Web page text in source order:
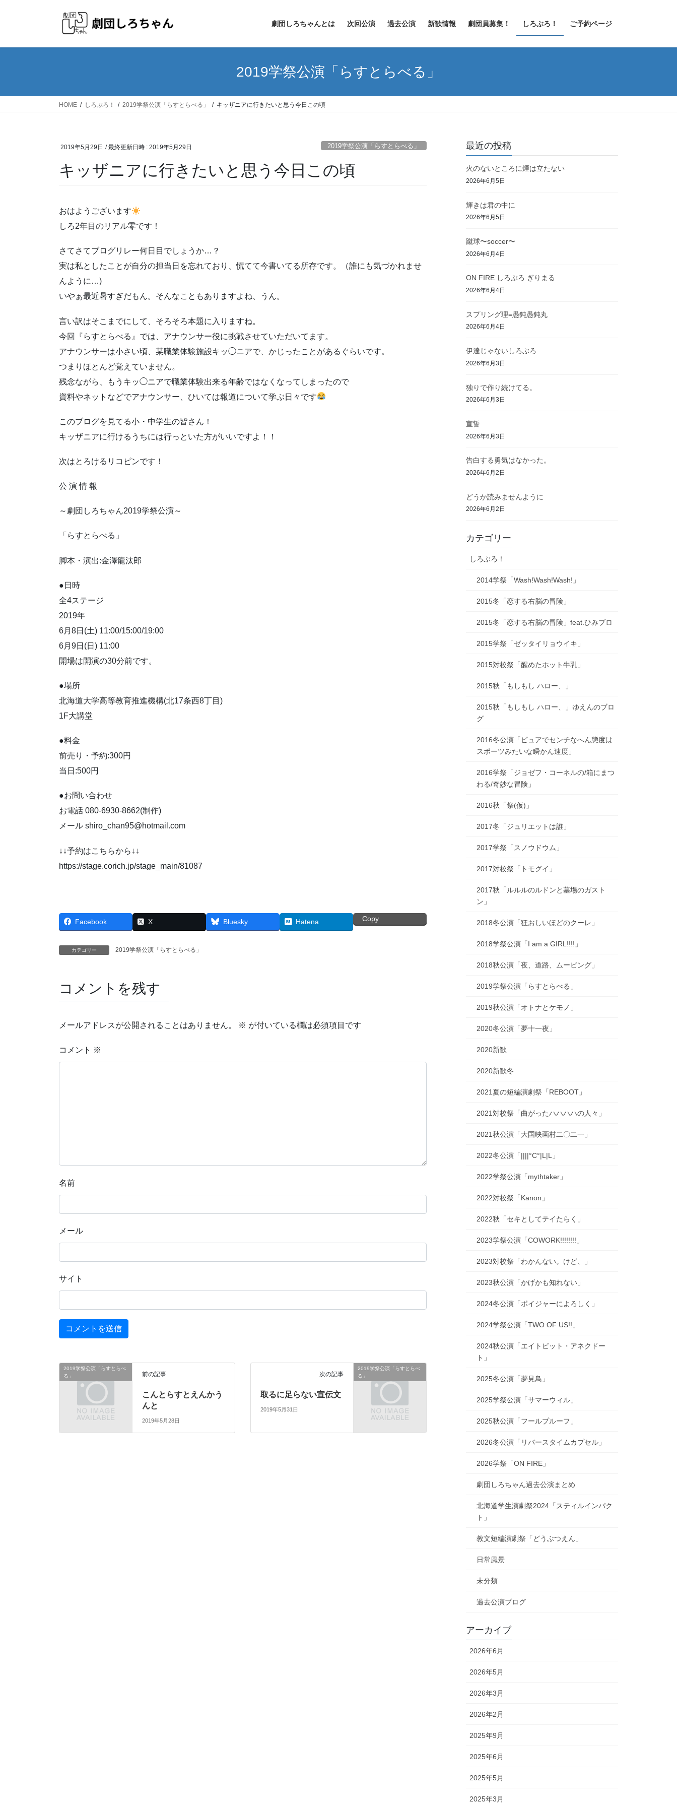
劇団しろちゃんとは 次回公演 過去公演 新歓情報 劇団員募集！ しろぶろ！ ご予約ページ
2019学祭公演「らすとらべる」
HOME しろぶろ！ 2019学祭公演「らすとらべる」 キッザニアに行きたいと思う今日この頃
2019年5月29日 / 最終更新日時 : 2019年5月29日 2019学祭公演「らすとらべる」
キッザニアに行きたいと思う今日この頃
おはようございます
しろ2年目のリアル零です！
さてさてブログリレー何日目でしょうか…？
実は私としたことが自分の担当日を忘れており、慌てて今書いてる所存です。（誰にも気づかれませ
んように…)
いやぁ最近暑すぎだもん。そんなこともありますよね、うん。
言い訳はそこまでにして、そろそろ本題に入りますね。
今回『らすとらべる』では、アナウンサー役に挑戦させていただいてます。
アナウンサーは小さい頃、某職業体験施設キッ◯ニアで、かじったことがあるぐらいです。
つまりほとんど覚えていません。
残念ながら、もうキッ◯ニアで職業体験出来る年齢ではなくなってしまったので
資料やネットなどでアナウンサー、ひいては報道について学ぶ日々です
このブログを見てる小・中学生の皆さん！
キッザニアに行けるうちには行っといた方がいいですよ！！
次はとろけるリコピンです！
公 演 情 報
～劇団しろちゃん2019学祭公演～
「らすとらべる」
脚本・演出:金澤龍汰郎
●日時
全4ステージ
2019年
6月8日(土) 11:00/15:00/19:00
6月9日(日) 11:00
開場は開演の30分前です。
●場所
北海道大学高等教育推進機構(北17条西8丁目)
1F大講堂
●料金
前売り・予約:300円
当日:500円
●お問い合わせ
お電話 080-6930-8662(制作)
メール shiro_chan95@hotmail.com
↓↓予約はこちらから↓↓
https://stage.corich.jp/stage_main/81087
Facebook X Bluesky Hatena Copy
カテゴリー 2019学祭公演「らすとらべる」
コメントを残す
メールアドレスが公開されることはありません。 ※ が付いている欄は必須項目です
コメント ※
名前
メール
サイト
2019学祭公演「らすとらべ
る」
前の記事
こんとらすとえんかう
んと
2019年5月28日
2019学祭公演「らすとらべ
る」
次の記事
取るに足らない宣伝文
2019年5月31日
最近の投稿
火のないところに煙は立たない
2026年6月5日
輝きは君の中に
2026年6月5日
蹴球〜soccer〜
2026年6月4日
ON FIRE しろぶろ ぎりまる
2026年6月4日
スプリング理=愚鈍愚鈍丸
2026年6月4日
伊達じゃないしろぶろ
2026年6月3日
独りで作り続けてる。
2026年6月3日
宣誓
2026年6月3日
告白する勇気はなかった。
2026年6月2日
どうか読みませんように
2026年6月2日
カテゴリー
しろぶろ！
2014学祭「Wash!Wash!Wash!」
2015冬「恋する右脳の冒険」
2015冬「恋する右脳の冒険」feat.ひみブロ
2015学祭「ゼッタイリョウイキ」
2015対校祭「醒めたホット牛乳」
2015秋「もしもし ハロー、」
2015秋「もしもし ハロー、」ゆえんのブロ
グ
2016冬公演「ピュアでセンチなへん態度は
スポーツみたいな瞬かん速度」
2016学祭「ジョゼフ・コーネルの/箱にまつ
わる/奇妙な冒険」
2016秋「祭(仮)」
2017冬「ジュリエットは誰」
2017学祭「スノウドウム」
2017対校祭「トモグイ」
2017秋「ルルルのルドンと墓場のガスト
ン」
2018冬公演「狂おしいほどのクーレ」
2018学祭公演「I am a GIRL!!!!」
2018秋公演「夜、道路、ムービング」
2019学祭公演「らすとらべる」
2019秋公演「オトナとケモノ」
2020冬公演「夢十一夜」
2020新歓
2020新歓冬
2021夏の短編演劇祭「REBOOT」
2021対校祭「曲がったハハハハの人々」
2021秋公演「大国映画村二〇二一」
2022冬公演「||||°C°|L|L」
2022学祭公演「mythtaker」
2022対校祭「Kanon」
2022秋「セキとしてテイたらく」
2023学祭公演「COWORK!!!!!!!!」
2023対校祭「わかんない。けど、」
2023秋公演「かげかも知れない」
2024冬公演「ボイジャーによろしく」
2024学祭公演「TWO OF US!!」
2024秋公演「エイトビット・アネクドー
ト」
2025冬公演「夢見鳥」
2025学祭公演「サマーウィル」
2025秋公演「フールプルーフ」
2026冬公演「リバースタイムカプセル」
2026学祭「ON FIRE」
劇団しろちゃん過去公演まとめ
北海道学生演劇祭2024「スティルインパク
ト」
教文短編演劇祭「どうぶつえん」
日常風景
未分類
過去公演ブログ
アーカイブ
2026年6月
2026年5月
2026年3月
2026年2月
2025年9月
2025年6月
2025年5月
2025年3月